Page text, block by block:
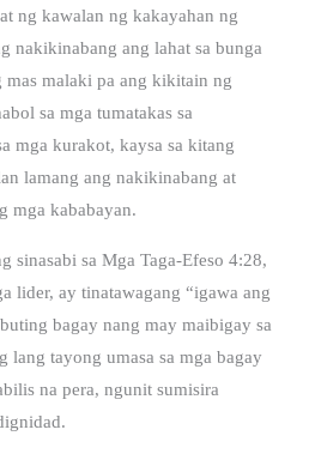
ng kawalan ng kakayahan ng
nakikinabang ang lahat sa bunga
mas malaki pa ang kikitain ng
sa mga tumatakas sa
mga kurakot, kaysa sa kitang
lamang ang nakikinabang at
mga kababayan.
sinasabi sa Mga Taga-Efeso 4:28,
lider, ay tinatawagang “igawa ang
bagay nang may maibigay sa
lang tayong umasa sa mga bagay
na pera, ngunit sumisira